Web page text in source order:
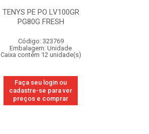
TENYS PE PO LV100GR
PG80G FRESH
Código: 323769
Embalagem: Unidade
Caixa contém 12 unidade(s)
Faça seu login ou
cadastre-se para ver
preços e comprar